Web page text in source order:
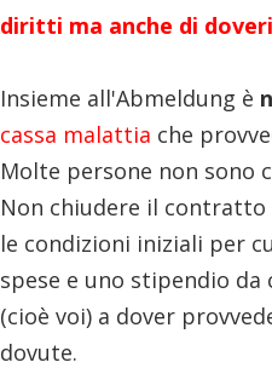
diritti ma anche di
Insieme all'Abmeldung è
cassa malattia che
Molte persone non sono
Non chiudere il contratto
le condizioni iniziali per
spese e uno stipendio
(cioè voi) a dover
dovute.